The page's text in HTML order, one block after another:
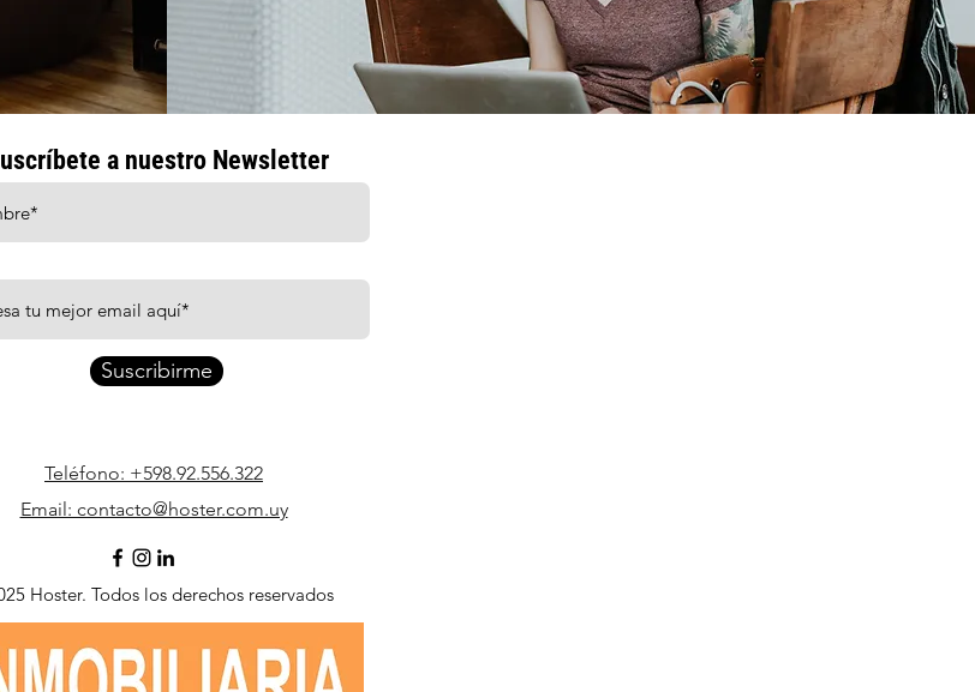
a nuestro Newsletter
Suscribirme
Teléfono: +598.92.556.322
Email: contacto@hoster.com.uy
Hoster. Todos los derechos reservados